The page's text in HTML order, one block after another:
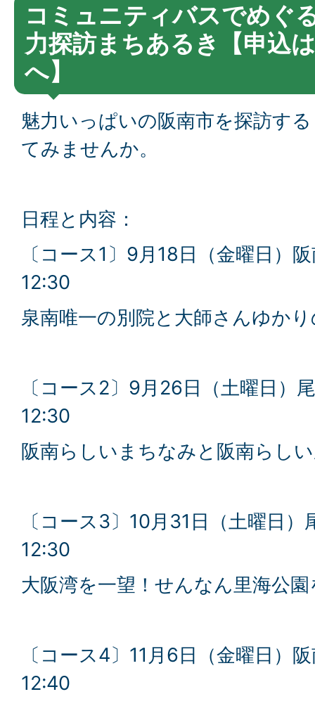
コミュニティバスでめぐ
力探訪まちあるき【申込
へ】
魅力いっぱいの阪南市を探訪す
てみませんか。
日程と内容：
〔コース1〕9月18日（金曜日）
12:30
泉南唯一の別院と大師さんゆか
〔コース2〕9月26日（土曜日）
12:30
阪南らしいまちなみと阪南らし
〔コース3〕10月31日（土曜日
12:30
大阪湾を一望！せんなん里海公
〔コース4〕11月6日（金曜日）
12:40